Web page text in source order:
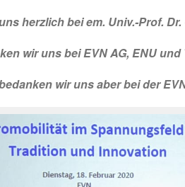
herzlich bei em. Univ.-Prof.
wir uns bei EVN AG, ENU
wir uns aber bei der